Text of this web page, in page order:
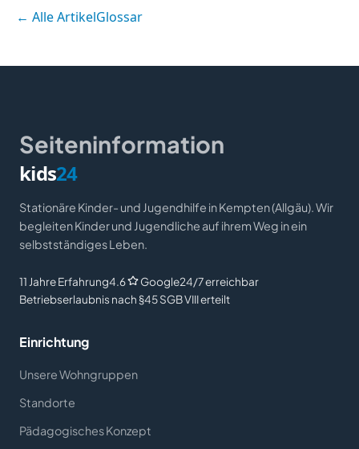
← Alle ArtikelGlossar
Seiteninformation
kids24
Stationäre Kinder- und Jugendhilfe in Kempten (Allgäu). Wir
begleiten Kinder und Jugendliche auf ihrem Weg in ein
selbstständiges Leben.
11 Jahre Erfahrung4.6 Google24/7 erreichbar
Betriebserlaubnis nach §45 SGB VIII erteilt
Einrichtung
Unsere Wohngruppen
Standorte
Pädagogisches Konzept